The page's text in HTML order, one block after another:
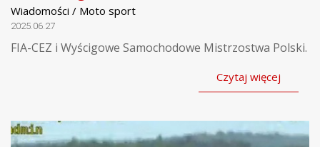
Wiadomości / Moto sport
2025.06.27
FIA-CEZ i Wyścigowe Samochodowe Mistrzostwa Polski.
Czytaj więcej